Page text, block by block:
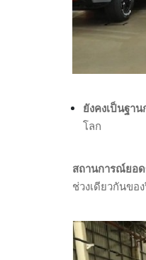
ยังคงเป็นฐา
โลก
สถานการณ์ยอ
ช่วงเดียวกันขอ